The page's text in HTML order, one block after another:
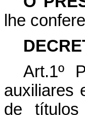
lhe
Art.1º
auxiliares
de títulos